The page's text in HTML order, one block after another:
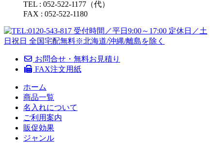
TEL : 052-522-1177（代）
FAX : 052-522-1180
お問合せ・無料お見積り
FAX注文用紙
ホーム
商品一覧
名入れについて
ご利用案内
販促効果
ジャンル